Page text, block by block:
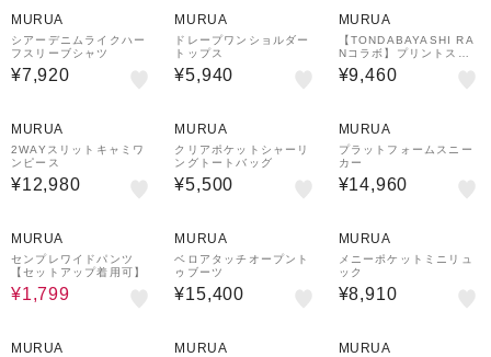
MURUA
シアーデニムライクハー
フスリーブシャツ
¥7,920
MURUA
ドレープワンショルダー
トップス
¥5,940
MURUA
【TONDABAYASHI RA
Nコラボ】プリントスカ
ート
¥9,460
MURUA
2WAYスリットキャミワ
ンピース
¥12,980
MURUA
クリアポケットシャーリ
ングトートバッグ
¥5,500
MURUA
プラットフォームスニー
カー
¥14,960
MURUA
センプレワイドパンツ
【セットアップ着用可】
¥1,799
MURUA
ベロアタッチオープント
ゥブーツ
¥15,400
MURUA
メニーポケットミニリュ
ック
¥8,910
MURUA MURUA MURUA